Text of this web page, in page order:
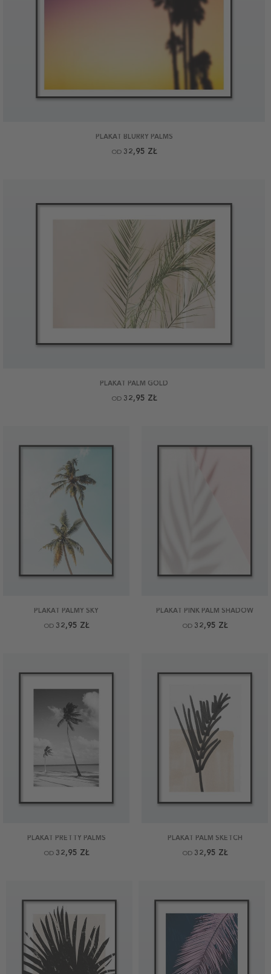
PLAKAT BLURRY PALMS
OD 32,95 ZŁ
PLAKAT PALM GOLD
OD 32,95 ZŁ
PLAKAT PALMY SKY
OD 32,95 ZŁ
PLAKAT PINK PALM SHADOW
OD 32,95 ZŁ
PLAKAT PRETTY PALMS
OD 32,95 ZŁ
PLAKAT PALM SKETCH
OD 32,95 ZŁ